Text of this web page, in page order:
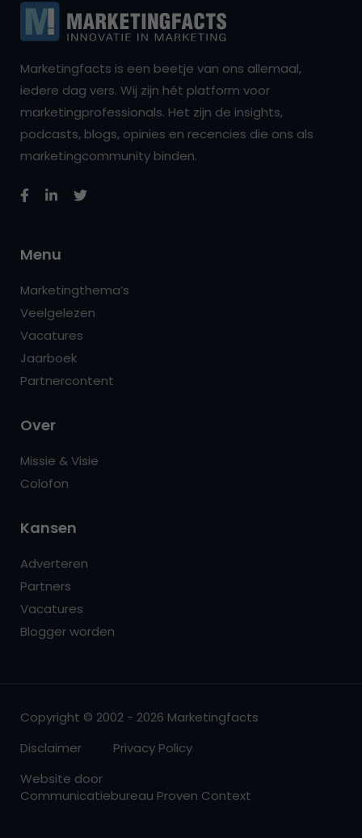
Marketingfacts is een beetje van ons allemaal,
iedere dag vers. Wij zijn hét platform voor
marketingprofessionals. Het zijn de insights,
podcasts, blogs, opinies en recencies die ons als
marketingcommunity binden.
Menu
Marketingthema’s
Veelgelezen
Vacatures
Jaarboek
Partnercontent
Over
Missie & Visie
Colofon
Kansen
Adverteren
Partners
Vacatures
Blogger worden
Copyright © 2002 - 2026 Marketingfacts
Disclaimer
Privacy Policy
Website door
Communicatiebureau Proven Context